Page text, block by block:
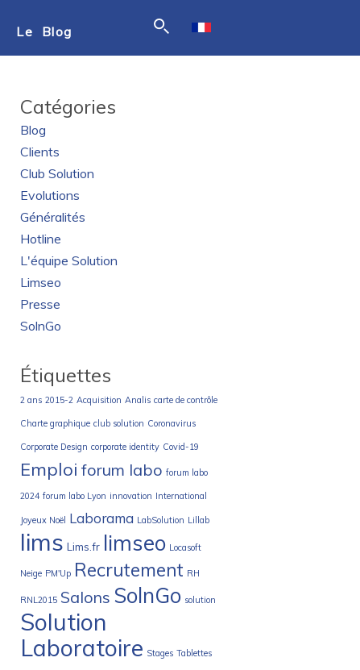
Le Blog
Catégories
Blog
Clients
Club Solution
Evolutions
Généralités
Hotline
L'équipe Solution
Limseo
Presse
SolnGo
Étiquettes
2 ans 2015-2 Acquisition Analis carte de contrôle
Charte graphique club solution Coronavirus
Corporate Design corporate identity Covid-19
Emploi forum labo forum labo
2024 forum labo Lyon innovation International
Joyeux Noël Laborama LabSolution Lillab
lims Lims.fr limseo Locasoft
Neige PM'Up Recrutement RH
RNL2015 Salons SolnGo solution
Solution
Laboratoire Stages Tablettes